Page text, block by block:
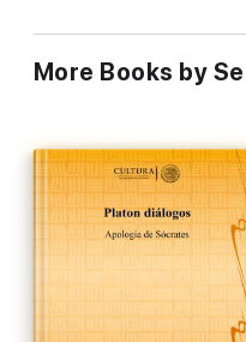
More Books by